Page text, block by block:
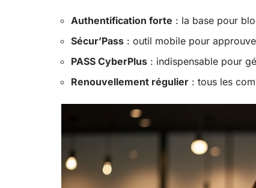
Authentification forte : la base pour
Sécur’Pass : outil mobile pour
PASS CyberPlus : indispensable pour
Renouvellement régulier : tous les